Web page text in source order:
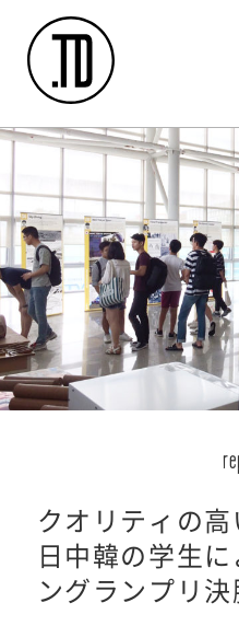
クオリティの高
日中韓の学生
ングランプリ